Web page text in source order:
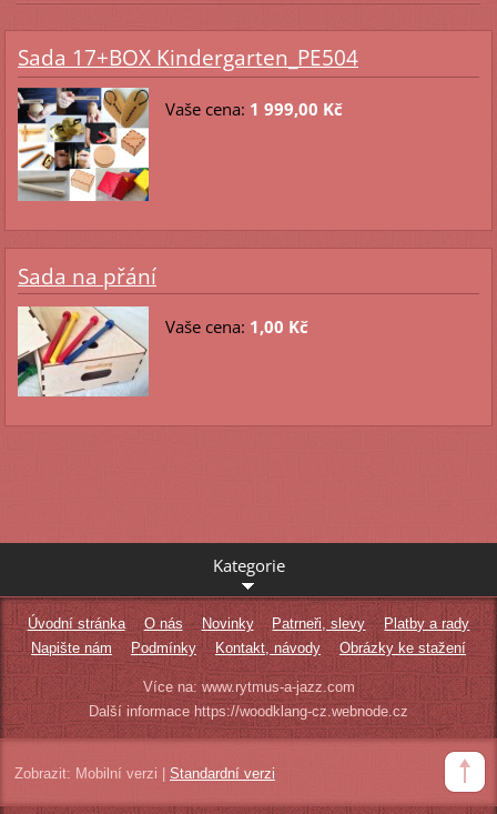
Sada 17+BOX Kindergarten_PE504
Vaše cena: 1 999,00 Kč
Sada na přání
Vaše cena: 1,00 Kč
Kategorie
Úvodní stránka O nás Novinky Patrneři, slevy
Platby a rady
Napište nám
Podmínky Kontakt, návody Obrázky ke stažení
Více na: www.rytmus-a-jazz.com
Další informace https://woodklang-cz.webnode.cz
Zobrazit: Mobilní verzi Standardní verzi